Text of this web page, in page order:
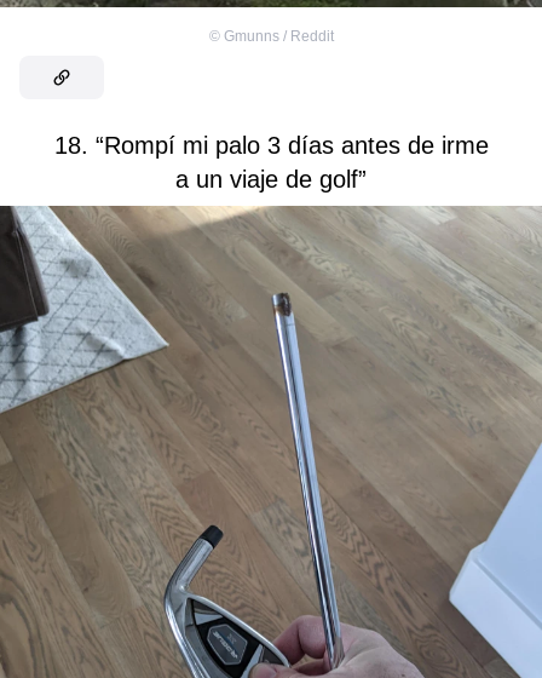
© Gmunns / Reddit
18. “Rompí mi palo 3 días antes de irme
a un viaje de golf”